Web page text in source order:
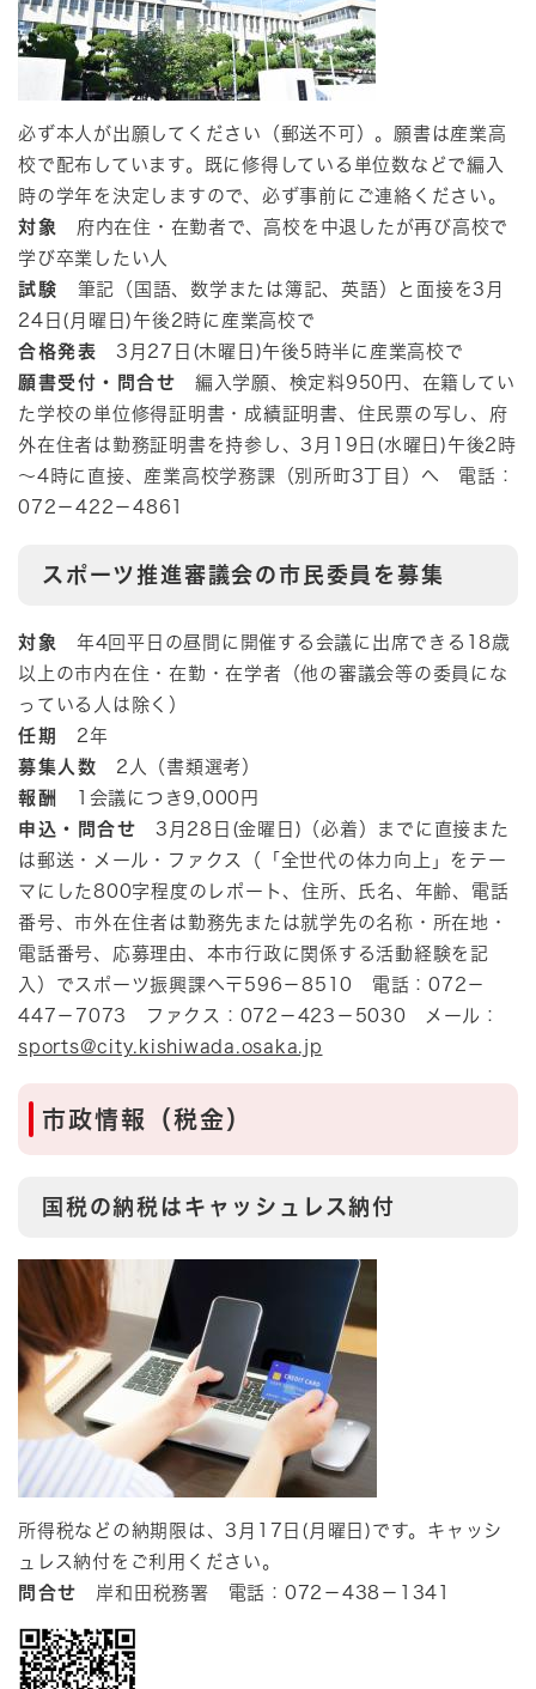
必ず本人が出願してください（郵送不可）。願書は産業高
校で配布しています。既に修得している単位数などで編入
時の学年を決定しますので、必ず事前にご連絡ください。
対象
府内在住・在勤者で、高校を中退したが再び高校で
学び卒業したい人
試験 筆記（国語、数学または簿記、英語）と面接を3月
24日(月曜日)午後2時に産業高校で
合格発表 3月27日(木曜日)午後5時半に産業高校で
願書受付・問合せ 編入学願、検定料950円、在籍してい
た学校の単位修得証明書・成績証明書、住民票の写し、府
外在住者は勤務証明書を持参し、3月19日(水曜日)午後2時
～4時に直接、産業高校学務課（別所町3丁目）へ 電話：
072－422－4861
スポーツ推進審議会の市民委員を募集
対象
年4回平日の昼間に開催する会議に出席できる18歳
以上の市内在住・在勤・在学者（他の審議会等の委員にな
っている人は除く）
任期
2年
募集人数 2人（書類選考）
報酬
1会議につき9,000円
申込・問合せ 3月28日(金曜日)（必着）までに直接また
は郵送・メール・ファクス（「全世代の体力向上」をテー
マにした800字程度のレポート、住所、氏名、年齢、電話
番号、市外在住者は勤務先または就学先の名称・所在地・
電話番号、応募理由、本市行政に関係する活動経験を記
入）でスポーツ振興課へ〒596－8510 電話：072－
447－7073 ファクス：072－423－5030 メール：
sports@city.kishiwada.osaka.jp
市政情報（税金）​
国税の納税はキャッシュレス納付
所得税などの納期限は、3月17日(月曜日)です。キャッシ
ュレス納付をご利用ください。
問合せ 岸和田税務署 電話：072－438－1341